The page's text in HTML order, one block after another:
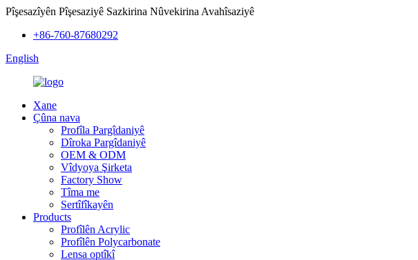
Pîşesazîyên Pîşesaziyê Sazkirina Nûvekirina Avahîsaziyê
+86-760-87680292
English
Xane
Çûna nava
Profîla Pargîdaniyê
Dîroka Pargîdaniyê
OEM & ODM
Vîdyoya Şirketa
Factory Show
Tîma me
Sertîfîkayên
Products
Profîlên Acrylic
Profîlên Polycarbonate
Lensa optîkî